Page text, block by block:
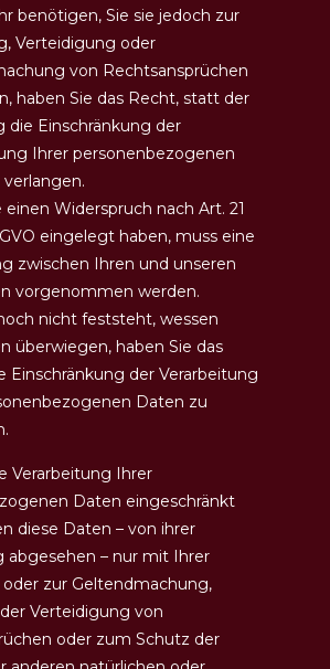
benötigen, Sie sie jedoch zur
Verteidigung oder
von Rechtsansprüchen
haben Sie das Recht, statt der
die Einschränkung der
Ihrer personenbezogenen
einen Widerspruch nach Art. 21
eingelegt haben, muss eine
zwischen Ihren und unseren
vorgenommen werden.
nicht feststeht, wessen
überwiegen, haben Sie das
Einschränkung der Verarbeitung
Daten zu
Verarbeitung Ihrer
Daten eingeschränkt
diese Daten – von ihrer
abgesehen – nur mit Ihrer
zur Geltendmachung,
Verteidigung von
oder zum Schutz der